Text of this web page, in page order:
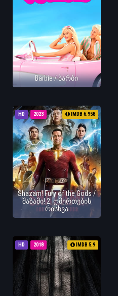
Barbie / ბარბი
HD 2023 IMDB 6.958
Shazam! Fury of the Gods /
შაზამი! 2: ღმერთების
რისხვა
HD 2018 IMDB 5.9